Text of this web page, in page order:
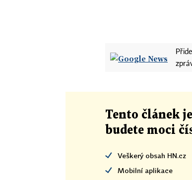
Tento článek je
budete moci
Veškerý obsah HN.cz
Mobilní aplikace